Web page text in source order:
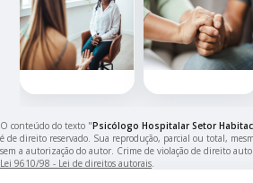
‹
O conteúdo do texto "Psicólogo Hospitalar Setor
é de direito reservado. Sua reprodução, parcial ou total,
sem a autorização do autor. Crime de violação de direito
Lei 9610/98 - Lei de direitos autorais.